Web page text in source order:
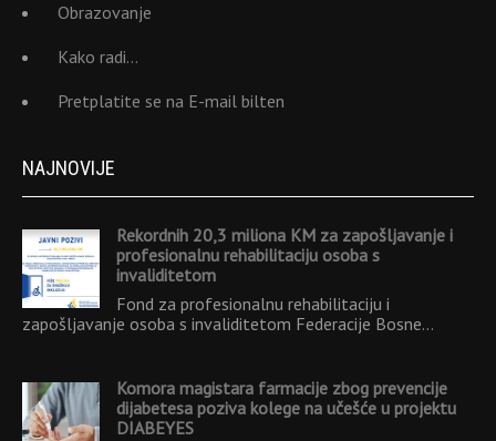
Obrazovanje
Kako radi…
Pretplatite se na E-mail bilten
NAJNOVIJE
Rekordnih 20,3 miliona KM za zapošljavanje i
profesionalnu rehabilitaciju osoba s
invaliditetom
Fond za profesionalnu rehabilitaciju i
zapošljavanje osoba s invaliditetom Federacije Bosne…
Komora magistara farmacije zbog prevencije
dijabetesa poziva kolege na učešće u projektu
DIABEYES